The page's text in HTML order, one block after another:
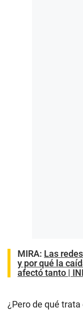
MIRA: Las
y por qué la
afectó tanto |
¿Pero de qué